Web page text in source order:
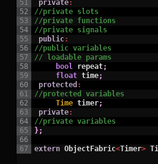
51
52
53
54
55
56
57
58
59
60
61
62
63
64
65
66
67
private:
//private slots
//private functions
//private signals
public:
//public variables
// loadable params
bool repeat;
float time;
protected :
//protected variables
Time timer;
private:
//private variables
};
extern ObjectFabric<Timer>